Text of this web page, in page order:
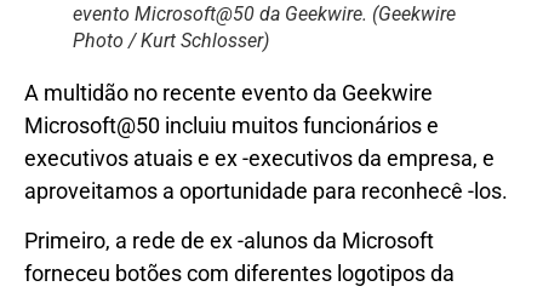
evento Microsoft@50 da Geekwire. (Geekwire
Photo / Kurt Schlosser)
A multidão no recente evento da Geekwire
Microsoft@50 incluiu muitos funcionários e
executivos atuais e ex -executivos da empresa, e
aproveitamos a oportunidade para reconhecê -los.
Primeiro, a rede de ex -alunos da Microsoft
forneceu botões com diferentes logotipos da